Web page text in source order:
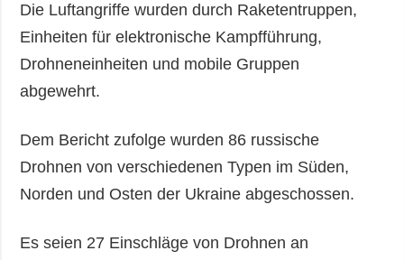
Die Luftangriffe wurden durch Raketentruppen,
Einheiten für elektronische Kampfführung,
Drohneneinheiten und mobile Gruppen
abgewehrt.
Dem Bericht zufolge wurden 86 russische
Drohnen von verschiedenen Typen im Süden,
Norden und Osten der Ukraine abgeschossen.
Es seien 27 Einschläge von Drohnen an